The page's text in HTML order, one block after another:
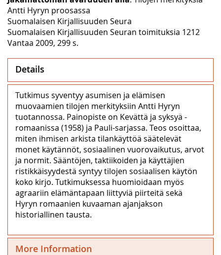
Antti Hyryn proosassa
Suomalaisen Kirjallisuuden Seura
Suomalaisen Kirjallisuuden Seuran toimituksia 1212
Vantaa 2009, 299 s.
Details
Tutkimus syventyy asumisen ja elämisen
muovaamien tilojen merkityksiin Antti Hyryn
tuotannossa. Painopiste on Kevättä ja syksyä -
romaanissa (1958) ja Pauli-sarjassa. Teos osoittaa,
miten ihmisen arkista tilankäyttöä säätelevät
monet käytännöt, sosiaalinen vuorovaikutus, arvot
ja normit. Sääntöjen, taktiikoiden ja käyttäjien
ristikkäisyydestä syntyy tilojen sosiaalisen käytön
koko kirjo. Tutkimuksessa huomioidaan myös
agraariin elämäntapaan liittyviä piirteitä sekä
Hyryn romaanien kuvaaman ajanjakson
historiallinen tausta.
More Information